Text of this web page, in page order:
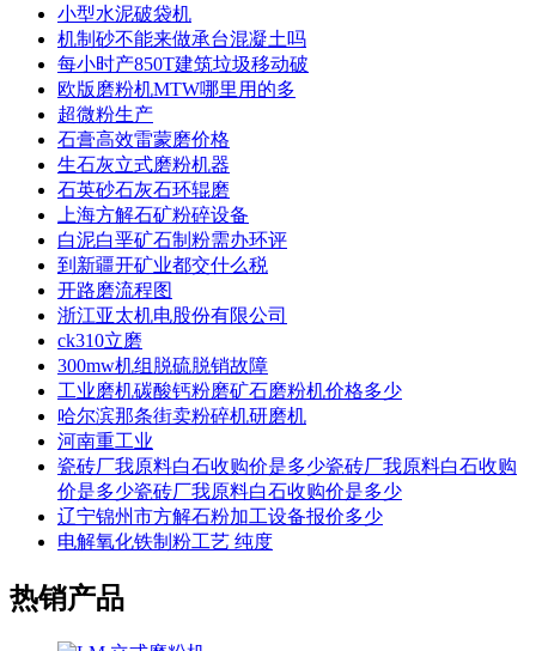
小型水泥破袋机
机制砂不能来做承台混凝土吗
每小时产850T建筑垃圾移动破
欧版磨粉机MTW哪里用的多
超微粉生产
石膏高效雷蒙磨价格
生石灰立式磨粉机器
石英砂石灰石环辊磨
上海方解石矿粉碎设备
白泥白垩矿石制粉需办环评
到新疆开矿业都交什么税
开路磨流程图
浙江亚太机电股份有限公司
ck310立磨
300mw机组脱硫脱销故障
工业磨机碳酸钙粉磨矿石磨粉机价格多少
哈尔滨那条街卖粉碎机研磨机
河南重工业
瓷砖厂我原料白石收购价是多少瓷砖厂我原料白石收购
价是多少瓷砖厂我原料白石收购价是多少
辽宁锦州市方解石粉加工设备报价多少
电解氧化铁制粉工艺 纯度
热销产品